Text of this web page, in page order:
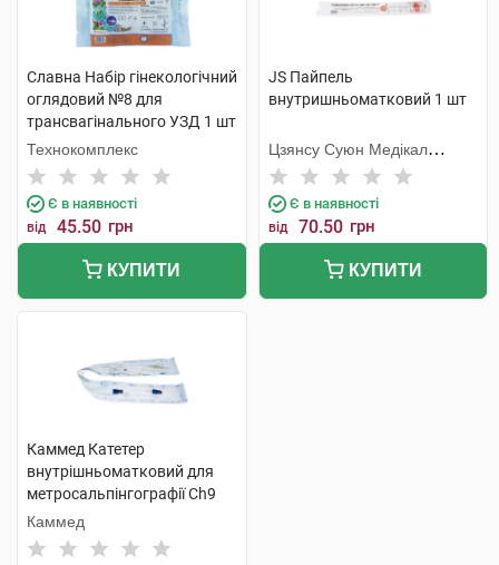
Славна Набір гінекологічний
оглядовий №8 для
трансвагінального УЗД 1 шт
Технокомплекс
Є в наявності
від 45.50 грн
КУПИТИ
JS Пайпель
внутришньоматковий 1 шт
Цзянсу Суюн Медікал
Метіріалс
Є в наявності
від 70.50 грн
КУПИТИ
Каммед Катетер
внутрішньоматковий для
метросальпінгографії Ch9
3x420 мм 1 шт
Каммед